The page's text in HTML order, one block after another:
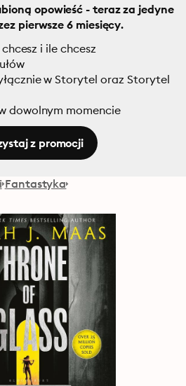
opowieść - teraz za jedyne
pierwsze 6 miesięcy.
i ile chcesz
w Storytel oraz Storytel
dowolnym momencie
z promocji
Fantastyka